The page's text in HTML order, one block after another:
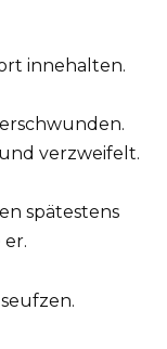
innehalten.
verzweifelt.
spätestens